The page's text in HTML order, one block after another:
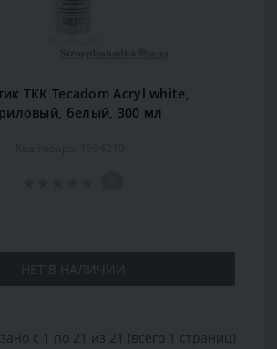
ТКК Tecadom Acryl white,
белый, 300 мл
НЕТ В НАЛИЧИИ
с 1 по 21 из 21 (всего 1 страниц)